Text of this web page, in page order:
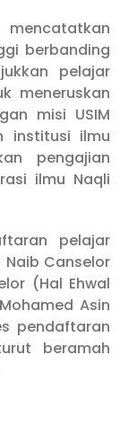
berbanding
pelajar
meneruskan
misi USIM
institusi ilmu
pengajian
ilmu Naqli
pelajar
Naib Canselor
(Hal Ehwal
Asin
pendaftaran
beramah